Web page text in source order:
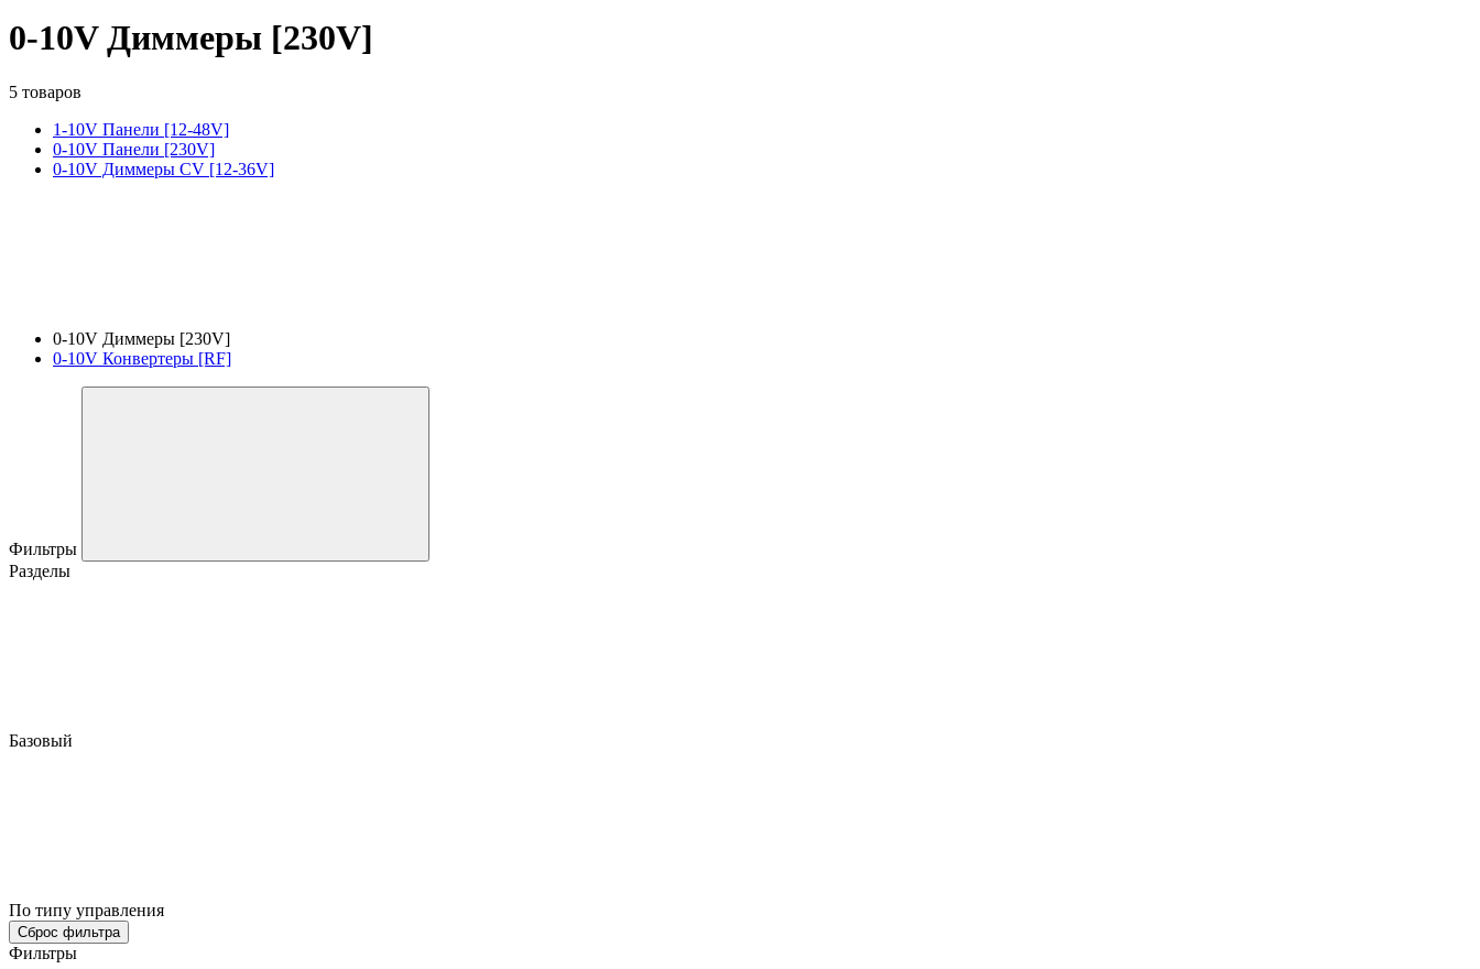
0-10V Диммеры [230V]
5 товаров
1-10V Панели [12-48V]
0-10V Панели [230V]
0-10V Диммеры CV [12-36V]
0-10V Диммеры [230V]
0-10V Конвертеры [RF]
Фильтры
Разделы
Базовый
По типу управления
Сброс фильтра
Фильтры